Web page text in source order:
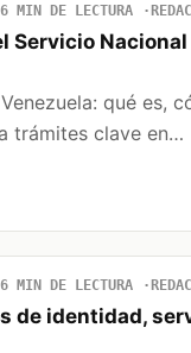
6 MIN DE LECTURA
Servicio
qué es,
trámites clave en…
6 MIN DE LECTURA
de identidad,